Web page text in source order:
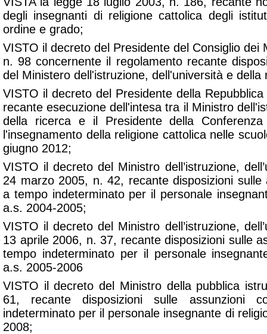
degli insegnanti di religione cattolica degli
ordine e grado;
VISTO il decreto del Presidente del Consiglio dei
n. 98 concernente il regolamento recante
del Ministero dell'istruzione, dell'università e della
VISTO il decreto del Presidente della
recante esecuzione dell'intesa tra il Ministro
della ricerca e il Presidente della
l'insegnamento della religione cattolica nelle
giugno 2012;
VISTO il decreto del Ministro dell’istruzione,
24 marzo 2005, n. 42, recante disposizioni sulle
a tempo indeterminato per il personale
a.s. 2004-2005;
VISTO il decreto del Ministro dell’istruzione,
13 aprile 2006, n. 37, recante disposizioni sulle
tempo indeterminato per il personale
a.s. 2005-2006
VISTO il decreto del Ministro della pubblica
61, recante disposizioni sulle assunzioni
indeterminato per il personale insegnante di
2008;